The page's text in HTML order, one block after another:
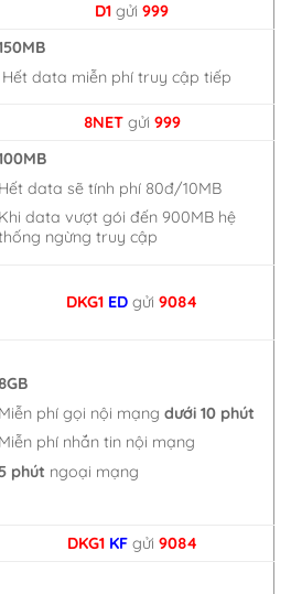
D1 gửi999
Hết data miễn phí truy cập tiếp
8NET gửi 999
Hết data sẽ tính phí 80đ/10MB
Khi data vượt gói đến 900MB hệ
ngừng truy cập
DKG1 ED gửi 9084
8GB
Miễn phí gọi nội mạng dưới 10 phút
Miễn phí nhắn tin nội mạng
5 phút ngoại mạng
DKG1 KF gửi 9084